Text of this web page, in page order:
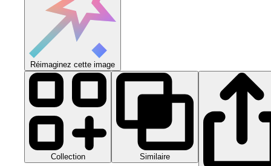
Réimaginez cette image
Collection Similaire